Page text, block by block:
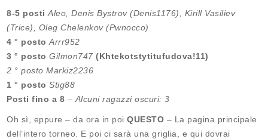
8-5 posti Aleo, Denis Bystrov (Denis1176), Kirill Vasiliev
(Trice), Oleg Chelenkov (Pwnocco)
4 ° posto Arrr952
3 ° posto Gilmon747 (Khtekotstytitufudova!11)
2 ° posto Markiz2236
1 ° posto Stig88
Posti fino a 8 – Alcuni ragazzi oscuri: 3
Oh sì, eppure – da ora in poiQUESTO – La pagina principale
dell’intero torneo. E poi ci sarà una griglia, e qui dovrai